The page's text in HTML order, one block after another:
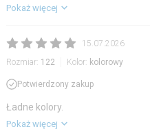
Pokaż więcej
15.07.2026
Rozmiar: 122 Kolor: kolorowy
Potwierdzony zakup
Ładne kolory.
Pokaż więcej